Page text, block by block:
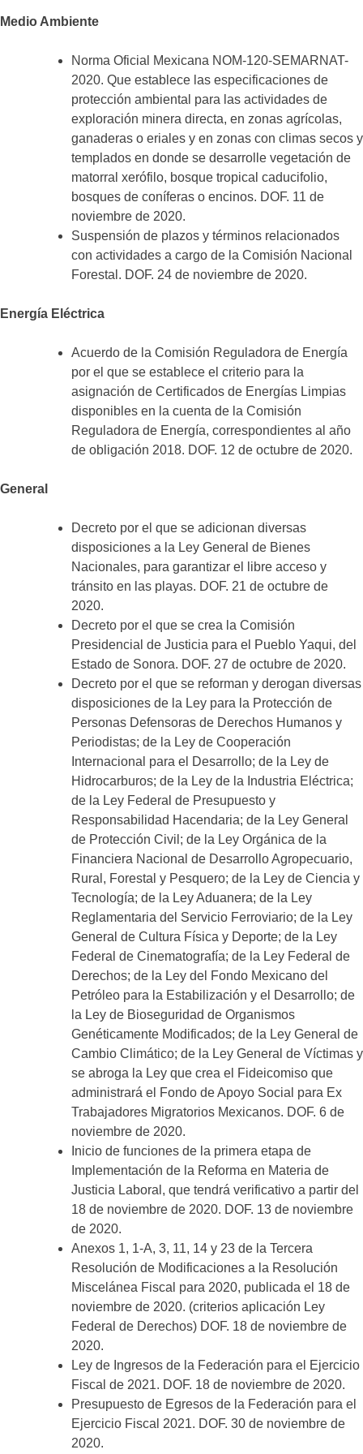
Medio Ambiente
Norma Oficial Mexicana NOM-120-SEMARNAT-
2020. Que establece las especificaciones de
protección ambiental para las actividades de
exploración minera directa, en zonas agrícolas,
ganaderas o eriales y en zonas con climas secos y
templados en donde se desarrolle vegetación de
matorral xerófilo, bosque tropical caducifolio,
bosques de coníferas o encinos. DOF. 11 de
noviembre de 2020.
Suspensión de plazos y términos relacionados
con actividades a cargo de la Comisión Nacional
Forestal. DOF. 24 de noviembre de 2020.
Energía Eléctrica
Acuerdo de la Comisión Reguladora de Energía
por el que se establece el criterio para la
asignación de Certificados de Energías Limpias
disponibles en la cuenta de la Comisión
Reguladora de Energía, correspondientes al año
de obligación 2018. DOF. 12 de octubre de 2020.
General
Decreto por el que se adicionan diversas
disposiciones a la Ley General de Bienes
Nacionales, para garantizar el libre acceso y
tránsito en las playas. DOF. 21 de octubre de
2020.
Decreto por el que se crea la Comisión
Presidencial de Justicia para el Pueblo Yaqui, del
Estado de Sonora. DOF. 27 de octubre de 2020.
Decreto por el que se reforman y derogan diversas
disposiciones de la Ley para la Protección de
Personas Defensoras de Derechos Humanos y
Periodistas; de la Ley de Cooperación
Internacional para el Desarrollo; de la Ley de
Hidrocarburos; de la Ley de la Industria Eléctrica;
de la Ley Federal de Presupuesto y
Responsabilidad Hacendaria; de la Ley General
de Protección Civil; de la Ley Orgánica de la
Financiera Nacional de Desarrollo Agropecuario,
Rural, Forestal y Pesquero; de la Ley de Ciencia y
Tecnología; de la Ley Aduanera; de la Ley
Reglamentaria del Servicio Ferroviario; de la Ley
General de Cultura Física y Deporte; de la Ley
Federal de Cinematografía; de la Ley Federal de
Derechos; de la Ley del Fondo Mexicano del
Petróleo para la Estabilización y el Desarrollo; de
la Ley de Bioseguridad de Organismos
Genéticamente Modificados; de la Ley General de
Cambio Climático; de la Ley General de Víctimas y
se abroga la Ley que crea el Fideicomiso que
administrará el Fondo de Apoyo Social para Ex
Trabajadores Migratorios Mexicanos. DOF. 6 de
noviembre de 2020.
Inicio de funciones de la primera etapa de
Implementación de la Reforma en Materia de
Justicia Laboral, que tendrá verificativo a partir del
18 de noviembre de 2020. DOF. 13 de noviembre
de 2020.
Anexos 1, 1-A, 3, 11, 14 y 23 de la Tercera
Resolución de Modificaciones a la Resolución
Miscelánea Fiscal para 2020, publicada el 18 de
noviembre de 2020. (criterios aplicación Ley
Federal de Derechos) DOF. 18 de noviembre de
2020.
Ley de Ingresos de la Federación para el Ejercicio
Fiscal de 2021. DOF. 18 de noviembre de 2020.
Presupuesto de Egresos de la Federación para el
Ejercicio Fiscal 2021. DOF. 30 de noviembre de
2020.